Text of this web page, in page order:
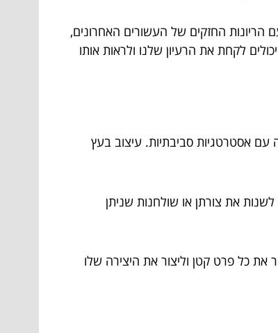
הריונות החזקים של העשורים האחרונים,
לקחת את הרעיון שלנו ולראות אותו
עם אסטרטגיות סביבתיות. עיצוב בעץ
את צורתן או שולחנות שניתן
את כל פרט קטן וליצור את היצירה שלו